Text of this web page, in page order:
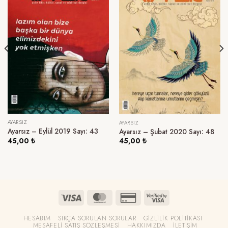
AYARSIZ
Ayarsız – Eylül 2019 Sayı: 43
45,00 ₺
AYARSIZ
Ayarsız – Şubat 2020 Sayı: 48
45,00 ₺
HESABIM SIKÇA SORULAN SORULAR GIZLILIK POLITIKASI
MESAFELI SATIŞ SÖZLEŞMESI HAKKIMIZDA İLETIŞIM